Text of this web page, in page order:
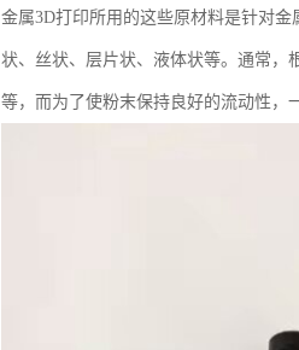
金属3D打印所用的这些原材料是针对
状、丝状、层片状、液体状等。通常，
等，而为了使粉末保持良好的流动性，